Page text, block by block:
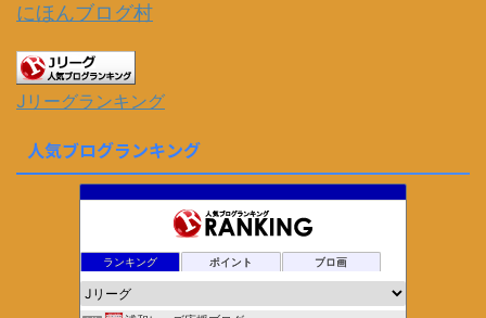
にほんブログ村
Jリーグランキング
人気ブログランキング
ランキング ポイント ブロ画